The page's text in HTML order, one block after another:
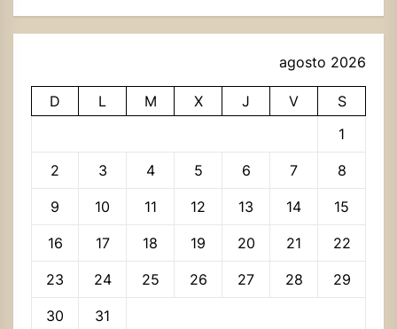
agosto 2026
D L M X J V
S
1
2 3 4 5 6 7 8
9 10 11 12 13 14 15
16 17 18 19 20 21 22
23 24 25 26 27 28 29
30
31